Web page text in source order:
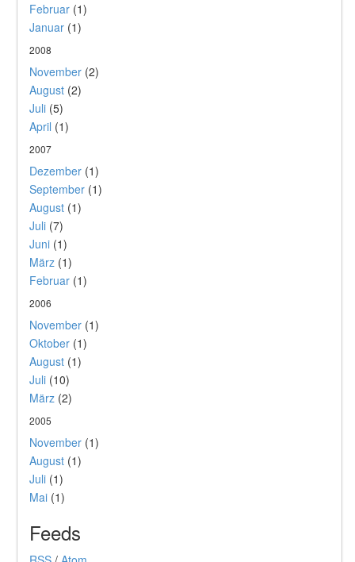
Februar (1)
Januar (1)
2008
November (2)
August (2)
Juli (5)
April (1)
2007
Dezember (1)
September (1)
August (1)
Juli (7)
Juni (1)
März (1)
Februar (1)
2006
November (1)
Oktober (1)
August (1)
Juli (10)
März (2)
2005
November (1)
August (1)
Juli (1)
Mai (1)
Feeds